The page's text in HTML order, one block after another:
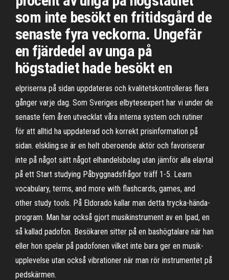
som inte besökt en fritidsgård de
senaste fyra veckorna. Ungefär
en fjärdedel av unga på
högstadiet hade besökt en
elpriserna på sidan uppdateras och kvalitetskontrolleras flera
gånger varje dag. Som Sveriges elbytesexpert har vi under de
senaste fem åren utvecklat våra interna system och rutiner
för att alltid ha uppdaterad och korrekt prisinformation på
sidan. elskling.se är en helt oberoende aktör och favoriserar
inte på något sätt något elhandelsbolag utan jämför alla elavtal
på ett Start studying Påbyggnadsfrågor träff 1-5. Learn
vocabulary, terms, and more with flashcards, games, and
other study tools. På Eldorado kallar man detta trycka-hända-
program. Man har också gjort musikinstrument av en Ipad, en
så kallad padofon. Besökaren sitter på en bashögtalare när han
eller hon spelar på padofonen vilket inte bara ger en musik-
upplevelse utan också vibrationer när man rör instrumentet på
pedskärmen.